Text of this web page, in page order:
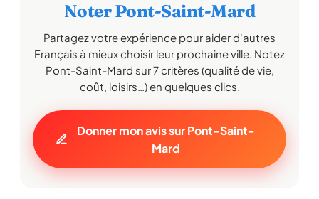
Noter Pont-Saint-Mard
Partagez votre expérience pour aider d'autres
Français à mieux choisir leur prochaine ville. Notez
Pont-Saint-Mard sur 7 critères (qualité de vie,
coût, loisirs…) en quelques clics.
Donner mon avis sur Pont-Saint-
Mard